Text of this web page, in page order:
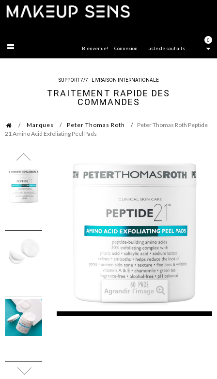
0
Liste de souhaits
Bienvenue! Connexion
SUPPORT 7/7 - LIVRAISON INTERNATIONALE
TRAITEMENT RAPIDE DES
COMMANDES
Marques Peter Thomas Roth
Peter Thomas Roth Peptide
21 Amino Acid Exfoliating Peel Pads
Agrandir l'image